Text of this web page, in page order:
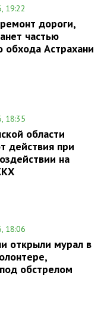
19:22
дороги,
частью
обхода Астрахани
18:35
области
действия при
на
18:06
открыли мурал в
обстрелом